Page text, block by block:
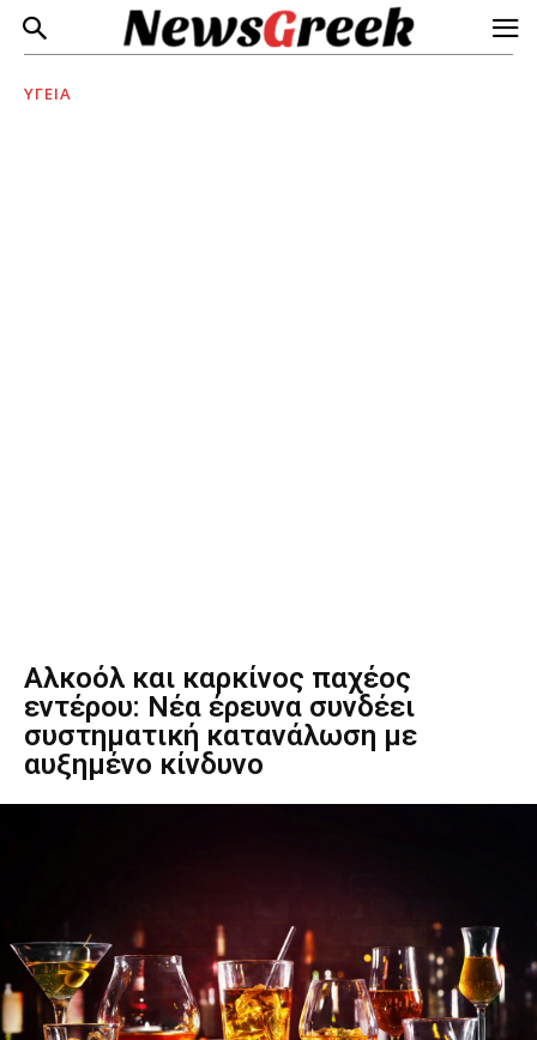
ΥΓΕΙΑ
Αλκοόλ και καρκίνος παχέος
εντέρου: Νέα έρευνα συνδέει
συστηματική κατανάλωση με
αυξημένο κίνδυνο